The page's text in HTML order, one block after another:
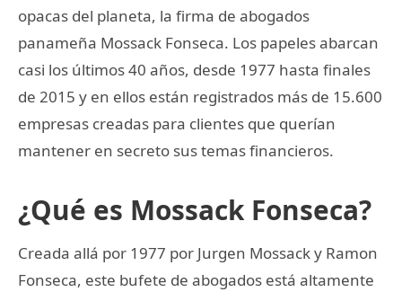
opacas del planeta, la firma de abogados
panameña Mossack Fonseca. Los papeles abarcan
casi los últimos 40 años, desde 1977 hasta finales
de 2015 y en ellos están registrados más de 15.600
empresas creadas para clientes que querían
mantener en secreto sus temas financieros.
¿Qué es Mossack Fonseca?
Creada allá por 1977 por Jurgen Mossack y Ramon
Fonseca, este bufete de abogados está altamente